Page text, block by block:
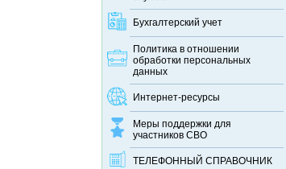
Бухгалтерский учет
Политика в отношении
обработки персональных
данных
Интернет-ресурсы
Меры поддержки для
участников СВО
ТЕЛЕФОННЫЙ CПРАВОЧНИК